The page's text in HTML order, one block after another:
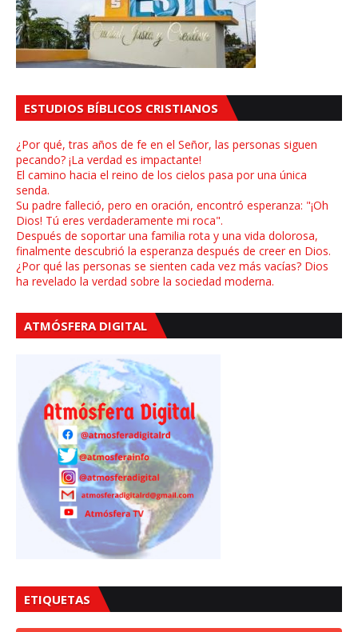
ESTUDIOS BÍBLICOS CRISTIANOS
¿Por qué, tras años de fe en el Señor, las personas siguen
pecando? ¡La verdad es impactante!
El camino hacia el reino de los cielos pasa por una única
senda.
Su padre falleció, pero en oración, encontró esperanza: "¡Oh
Dios! Tú eres verdaderamente mi roca".
Después de soportar una familia rota y una vida dolorosa,
finalmente descubrió la esperanza después de creer en Dios.
¿Por qué las personas se sienten cada vez más vacías? Dios
ha revelado la verdad sobre la sociedad moderna.
ATMÓSFERA DIGITAL
ETIQUETAS